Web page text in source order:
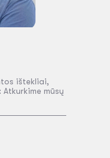
ištekliai,
mūsų